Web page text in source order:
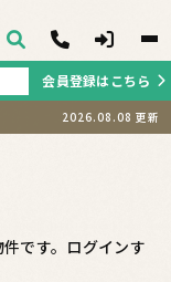
会員登録はこちら
2026.08.08 更新
です。ログインす